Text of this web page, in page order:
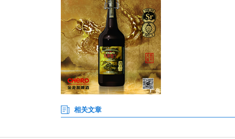
“我们燃料储运部在节前全力以赴
备情况，可以满足机组持续运行20
作为连接民生与发展的“温暖防线”
地输送到千家万户和生产车间。从
者“舍小家、为大家”的奉献，共同汇